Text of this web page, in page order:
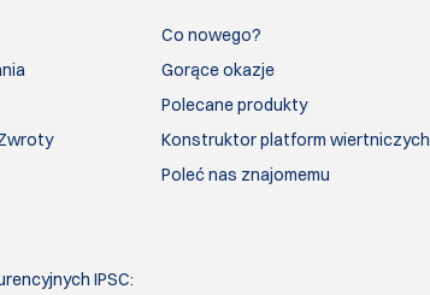
IPSC:
Co nowego?
Gorące okazje
Polecane produkty
Konstruktor platform wiertniczych
Poleć nas znajomemu